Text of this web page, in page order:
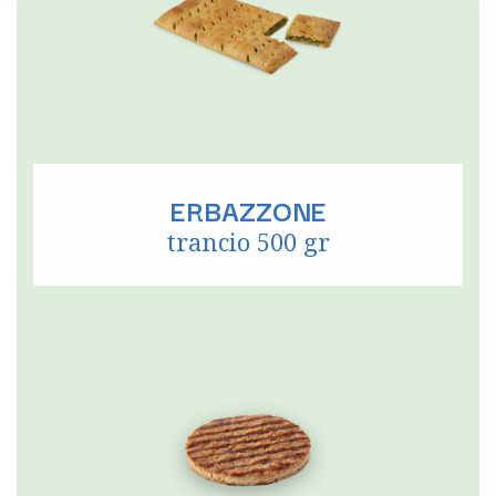
ERBAZZONE
trancio 500 gr